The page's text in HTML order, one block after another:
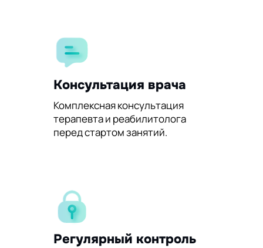
Консультация врача
Комплексная консультация
терапевта и реабилитолога
перед стартом занятий.
Регулярный контроль